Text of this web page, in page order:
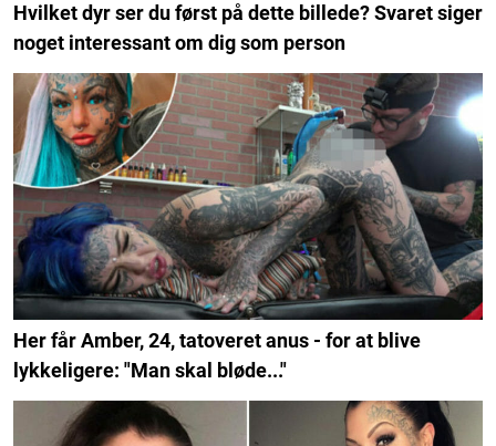
Hvilket dyr ser du først på dette billede? Svaret siger
noget interessant om dig som person
Her får Amber, 24, tatoveret anus - for at blive
lykkeligere: "Man skal bløde..."